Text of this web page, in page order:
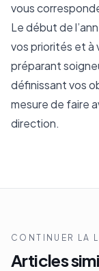
vous
Le début de
vos priorités et à
préparant
définissant vos
mesure de faire
direction.
CONTINUER LA
Articles